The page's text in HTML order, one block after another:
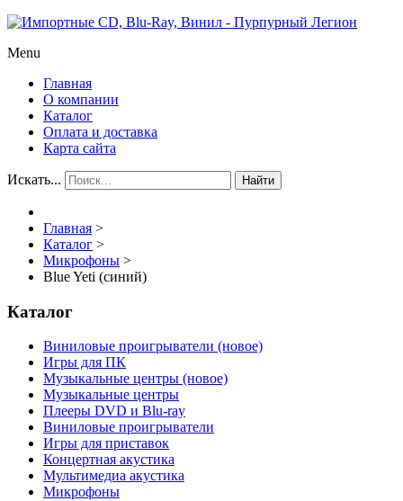
Menu
Главная
О компании
Каталог
Оплата и доставка
Карта сайта
Искать... Найти
Главная >
Каталог >
Микрофоны >
Blue Yeti (синий)
Каталог
Виниловые проигрыватели (новое)
Игры для ПК
Музыкальные центры (новое)
Музыкальные центры
Плееры DVD и Blu-ray
Виниловые проигрыватели
Игры для приставок
Концертная акустика
Мультимедиа акустика
Микрофоны